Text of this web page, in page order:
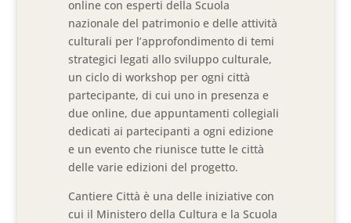
online con esperti della Scuola
nazionale del patrimonio e delle attività
culturali per l’approfondimento di temi
strategici legati allo sviluppo culturale,
un ciclo di workshop per ogni città
partecipante, di cui uno in presenza e
due online, due appuntamenti collegiali
dedicati ai partecipanti a ogni edizione
e un evento che riunisce tutte le città
delle varie edizioni del progetto.
Cantiere Città è una delle iniziative con
cui il Ministero della Cultura e la Scuola